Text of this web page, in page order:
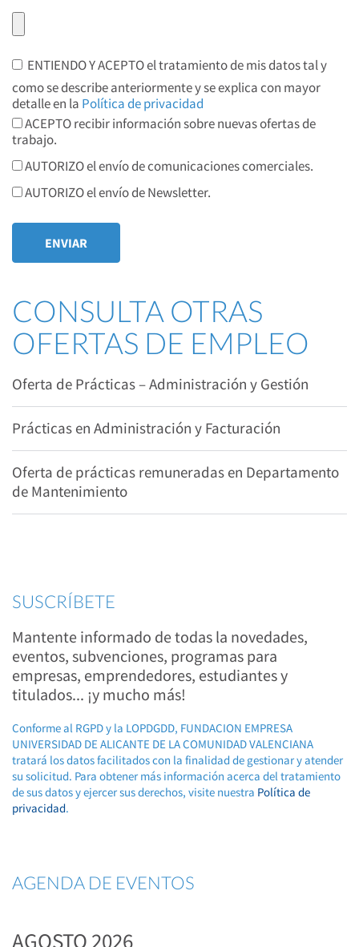
ENTIENDO Y ACEPTO el tratamiento de mis datos tal y
como se describe anteriormente y se explica con mayor
detalle en la Política de privacidad
ACEPTO recibir información sobre nuevas ofertas de
trabajo.
AUTORIZO el envío de comunicaciones comerciales.
AUTORIZO el envío de Newsletter.
CONSULTA OTRAS
OFERTAS DE EMPLEO
Oferta de Prácticas – Administración y Gestión
Prácticas en Administración y Facturación
Oferta de prácticas remuneradas en Departamento
de Mantenimiento
SUSCRÍBETE
Mantente informado de todas la novedades,
eventos, subvenciones, programas para
empresas, emprendedores, estudiantes y
titulados... ¡y mucho más!
Conforme al RGPD y la LOPDGDD, FUNDACION EMPRESA
UNIVERSIDAD DE ALICANTE DE LA COMUNIDAD VALENCIANA
tratará los datos facilitados con la finalidad de gestionar y atender
su solicitud. Para obtener más información acerca del tratamiento
de sus datos y ejercer sus derechos, visite nuestra Política de
privacidad.
AGENDA DE EVENTOS
AGOSTO 2026